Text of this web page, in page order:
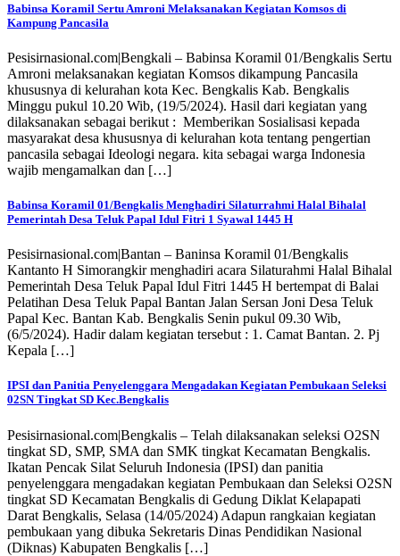
Babinsa Koramil Sertu Amroni Melaksanakan Kegiatan Komsos di
Kampung Pancasila
Pesisirnasional.com|Bengkali – Babinsa Koramil 01/Bengkalis Sertu
Amroni melaksanakan kegiatan Komsos dikampung Pancasila
khususnya di kelurahan kota Kec. Bengkalis Kab. Bengkalis
Minggu pukul 10.20 Wib, (19/5/2024). Hasil dari kegiatan yang
dilaksanakan sebagai berikut : Memberikan Sosialisasi kepada
masyarakat desa khususnya di kelurahan kota tentang pengertian
pancasila sebagai Ideologi negara. kita sebagai warga Indonesia
wajib mengamalkan dan […]
Babinsa Koramil 01/Bengkalis Menghadiri Silaturrahmi Halal Bihalal
Pemerintah Desa Teluk Papal Idul Fitri 1 Syawal 1445 H
Pesisirnasional.com|Bantan – Baninsa Koramil 01/Bengkalis
Kantanto H Simorangkir menghadiri acara Silaturahmi Halal Bihalal
Pemerintah Desa Teluk Papal Idul Fitri 1445 H bertempat di Balai
Pelatihan Desa Teluk Papal Bantan Jalan Sersan Joni Desa Teluk
Papal Kec. Bantan Kab. Bengkalis Senin pukul 09.30 Wib,
(6/5/2024). Hadir dalam kegiatan tersebut : 1. Camat Bantan. 2. Pj
Kepala […]
IPSI dan Panitia Penyelenggara Mengadakan Kegiatan Pembukaan Seleksi
02SN Tingkat SD Kec.Bengkalis
Pesisirnasional.com|Bengkalis – Telah dilaksanakan seleksi O2SN
tingkat SD, SMP, SMA dan SMK tingkat Kecamatan Bengkalis.
Ikatan Pencak Silat Seluruh Indonesia (IPSI) dan panitia
penyelenggara mengadakan kegiatan Pembukaan dan Seleksi O2SN
tingkat SD Kecamatan Bengkalis di Gedung Diklat Kelapapati
Darat Bengkalis, Selasa (14/05/2024) Adapun rangkaian kegiatan
pembukaan yang dibuka Sekretaris Dinas Pendidikan Nasional
(Diknas) Kabupaten Bengkalis […]